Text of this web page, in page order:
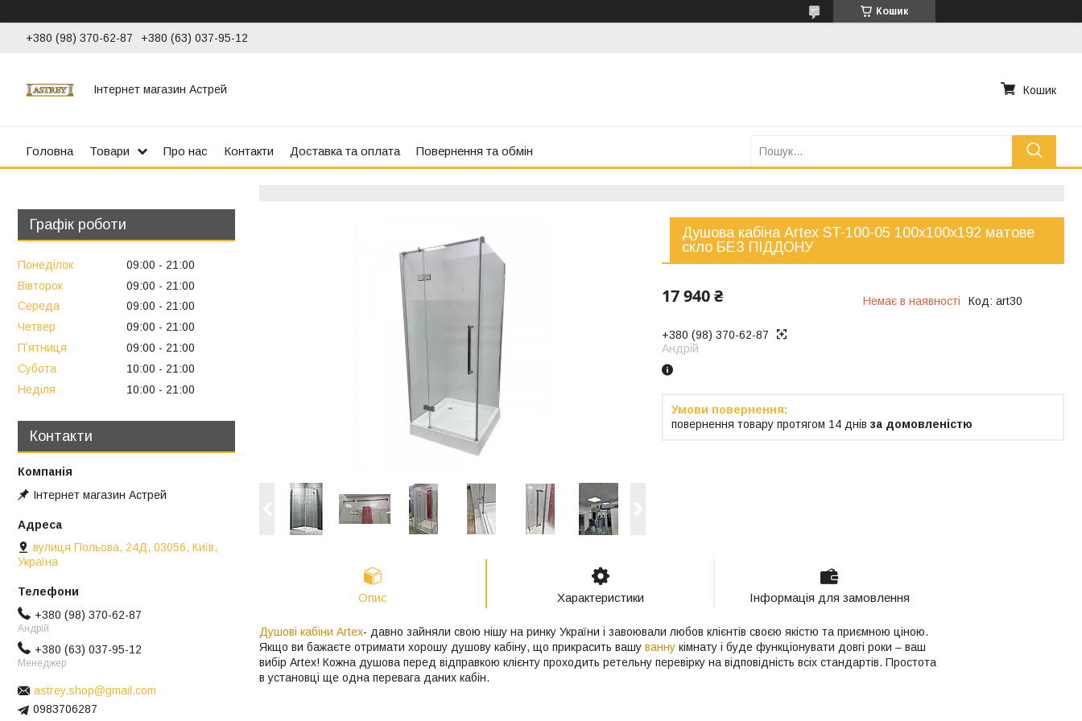
Кошик
+380 (98) 370-62-87 +380 (63) 037-95-12
Інтернет магазин Астрей Кошик
Головна Товари Про нас Контакти Доставка та оплата Повернення та обмін
Душова кабіна Artex ST-100-05 100х100х192 матове
скло БЕЗ ПІДДОНУ
17 940 ₴ Немає в наявності Код: art30
+380 (98) 370-62-87
Андрій
повернення товару протягом 14 днів за домовленістю
Опис Характеристики Інформація для замовлення
Душові кабіни Artex- давно зайняли свою нішу на ринку України і завоювали любов клієнтів своєю якістю та приємною ціною.
Якщо ви бажаєте отримати хорошу душову кабіну, що прикрасить вашу ванну кімнату і буде функціонувати довгі роки – ваш
вибір Artex! Кожна душова перед відправкою клієнту проходить ретельну перевірку на відповідність всіх стандартів. Простота
в установці ще одна перевага даних кабін.
Графік роботи
Понеділок 09:00
21:00
Вівторок
09:00
21:00
Середа
09:00
21:00
Четвер
09:00
21:00
Пʼятниця
09:00
21:00
Субота
10:00
21:00
Неділя
10:00 21:00
Контакти
Інтернет магазин Астрей
вулиця Польова, 24Д, 03056, Київ,
Україна
+380 (98) 370-62-87
Андрій
+380 (63) 037-95-12
Менеджер
astrey.shop@gmail.com
0983706287